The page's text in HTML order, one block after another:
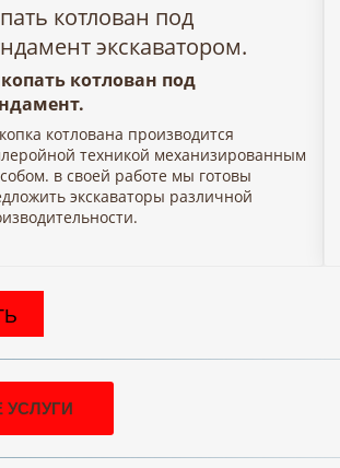
котлован под
экскаватором.
котлован под
котлована производится
техникой механизированным
в своей работе мы готовы
экскаваторы различной
УСЛУГИ